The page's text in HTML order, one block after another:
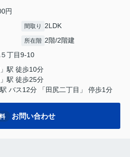
円
間取り 2LDK
所在階 2階/2階建
５丁目9-10
」駅 徒歩10分
」駅 徒歩25分
駅 バス12分 「田尻二丁目」 停歩1分
お問い合わせ